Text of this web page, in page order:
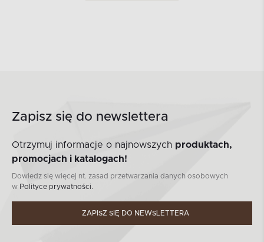
Zapisz się do newslettera
Otrzymuj informacje o najnowszych produktach,
promocjach i katalogach!
Dowiedz się więcej nt. zasad przetwarzania danych osobowych
w Polityce prywatności.
ZAPISZ SIĘ DO NEWSLETTERA